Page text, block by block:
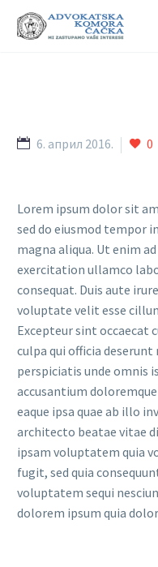
6. април 2016. 0
Lorem ipsum dolor sit
sed do eiusmod tempor
magna aliqua. Ut enim
exercitation ullamco
consequat. Duis aute
voluptate velit esse
Excepteur sint occaecat
culpa qui officia
perspiciatis unde omnis
accusantium
eaque ipsa quae ab illo
architecto beatae vitae
ipsam voluptatem quia
fugit, sed quia
voluptatem sequi
dolorem ipsum quia